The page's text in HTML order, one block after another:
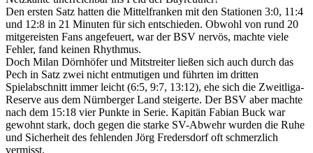
Den ersten Satz hatten die Mittelfranken mit den Stationen 3:0, 11:4
und 12:8 in 21 Minuten für sich entschieden. Obwohl von rund 20
mitgereisten Fans angefeuert, war der BSV nervös, machte viele
Fehler, fand keinen Rhythmus.
Doch Milan Dörnhöfer und Mitstreiter ließen sich auch durch das
Pech in Satz zwei nicht entmutigen und führten im dritten
Spielabschnitt immer leicht (6:5, 9:7, 13:12), ehe sich die Zweitliga-
Reserve aus dem Nürnberger Land steigerte. Der BSV aber machte
nach dem 15:18 vier Punkte in Serie. Kapitän Fabian Buck war
gewohnt stark, doch gegen die starke SV-Abwehr wurden die Ruhe
und Sicherheit des fehlenden Jörg Fredersdorf oft schmerzlich
vermisst.